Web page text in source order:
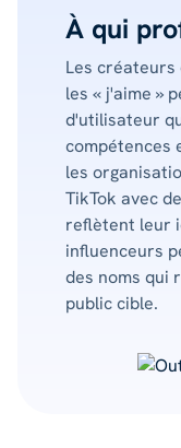
À qui
Les créateurs
les « j'aime »
d'utilisateur
compétences
les
TikTok avec
reflètent leur
influenceurs
des noms qui
public cible.